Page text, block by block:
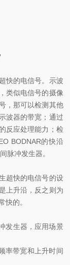
快的电信号。示波
类似电信号的摄像
，那可以检测其他
波器的带宽；通过
反应处理能力；检
BODNAR的快沿
脉冲发生器。
超快的电信号的设
上升沿，反之则为
快的。
发生器，应用场景
率带宽和上升时间